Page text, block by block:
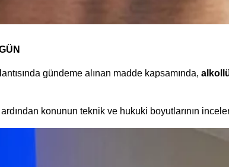
gündeme alınan madde kapsamında,
konunun teknik ve hukuki boyutlarının